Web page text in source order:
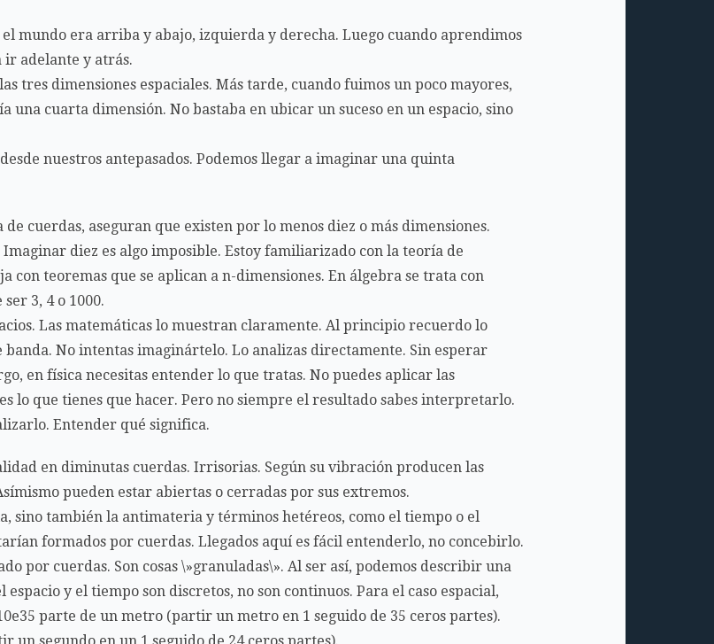
el mundo era arriba y abajo, izquierda y derecha. Luego cuando aprendimos
ir adelante y atrás.
tres dimensiones espaciales. Más tarde, cuando fuimos un poco mayores,
cuarta dimensión. No bastaba en ubicar un suceso en un espacio, sino
nuestros antepasados. Podemos llegar a imaginar una quinta
cuerdas, aseguran que existen por lo menos diez o más dimensiones.
diez es algo imposible. Estoy familiarizado con la teoría de
con teoremas que se aplican a n-dimensiones. En álgebra se trata con
3, 4 o 1000.
Las matemáticas lo muestran claramente. Al principio recuerdo lo
banda. No intentas imaginártelo. Lo analizas directamente. Sin esperar
en física necesitas entender lo que tratas. No puedes aplicar las
lo que tienes que hacer. Pero no siempre el resultado sabes interpretarlo.
Entender qué significa.
en diminutas cuerdas. Irrisorias. Según su vibración producen las
pueden estar abiertas o cerradas por sus extremos.
sino también la antimateria y términos hetéreos, como el tiempo o el
formados por cuerdas. Llegados aquí es fácil entenderlo, no concebirlo.
por cuerdas. Son cosas \»granuladas\». Al ser así, podemos describir una
y el tiempo son discretos, no son continuos. Para el caso espacial,
parte de un metro (partir un metro en 1 seguido de 35 ceros partes).